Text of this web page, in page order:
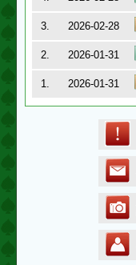
3.
2026-02-28
2.
2026-01-31
1.
2026-01-31